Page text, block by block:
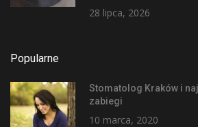
28 lipca, 2026
Popularne
Stomatolog Kraków i
zabiegi
10 marca, 2020